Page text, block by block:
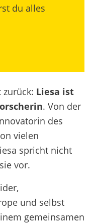
du alles
Liesa ist
. Von der
des
vielen
spricht nicht
vor.
und selbst
gemeinsamen